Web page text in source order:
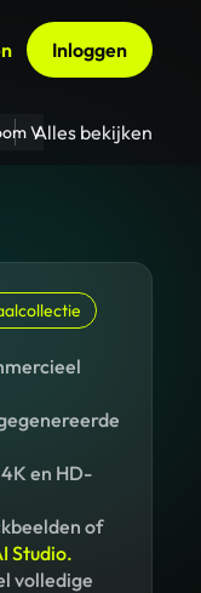
Inloggen
Virtuele
Alles bekijken
en HD-
of
Studio.
volledige